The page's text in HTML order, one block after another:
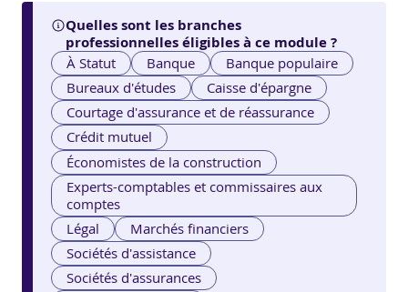
Quelles sont les branches
professionnelles éligibles à ce module ?
À Statut Banque
Banque populaire
Bureaux d'études
Caisse d'épargne
Courtage d'assurance et de réassurance
Crédit mutuel
Économistes de la construction
Experts-comptables et commissaires aux
comptes
Légal
Marchés financiers
Sociétés d'assistance
Sociétés d'assurances